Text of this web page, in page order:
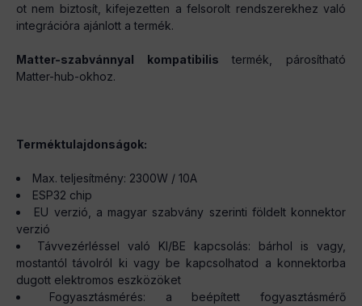
ot nem biztosít, kifejezetten a felsorolt rendszerekhez való
integrációra ajánlott a termék.
Matter-szabvánnyal kompatibilistermék, párosítható
Matter-hub-okhoz.
Terméktulajdonságok:
Max. teljesítmény: 2300W / 10A
ESP32 chip
EU verzió, a magyar szabvány szerinti földelt konnektor
verzió
Távvezérléssel való KI/BE kapcsolás: bárhol is vagy,
mostantól távolról ki vagy be kapcsolhatod a konnektorba
dugott elektromos eszközöket
Fogyasztásmérés: a beépített fogyasztásmérő